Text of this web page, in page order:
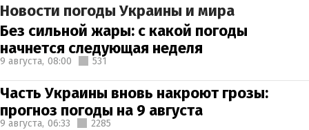
Новости погоды Украины и мира
Без сильной жары: с какой погоды
начнется следующая неделя
9 августа, 08:00 531
Часть Украины вновь накроют грозы:
прогноз погоды на 9 августа
9 августа, 06:33 2285